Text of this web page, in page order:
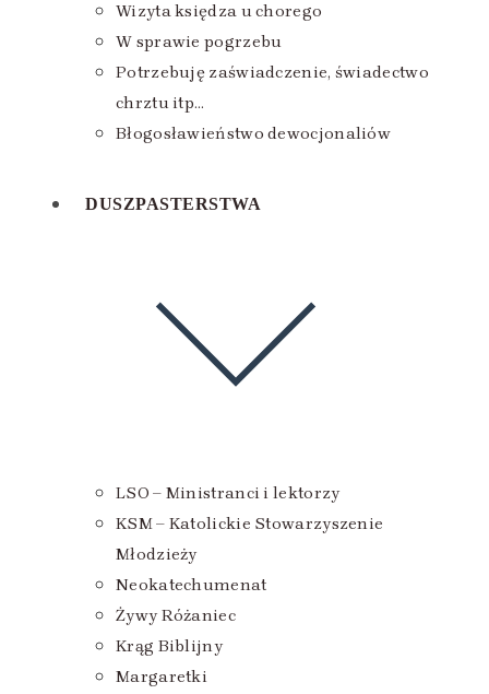
Wizyta księdza u chorego
W sprawie pogrzebu
Potrzebuję zaświadczenie, świadectwo
chrztu itp…
Błogosławieństwo dewocjonaliów
DUSZPASTERSTWA
LSO – Ministranci i lektorzy
KSM – Katolickie Stowarzyszenie
Młodzieży
Neokatechumenat
Żywy Różaniec
Krąg Biblijny
Margaretki